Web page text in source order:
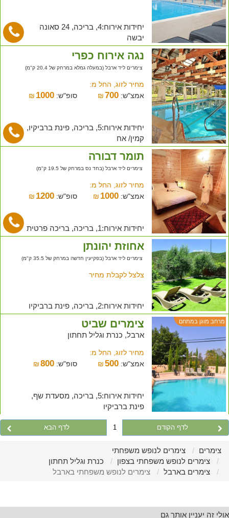
יחידות אירוח:4, בריכה, 24 סאונה
יבשה
נגה אירוח כפרי
צימרים ליד ארבל (במעלה גמלא במרחק של 20.4 ק"מ)
מחיר לזוג, החל מ:
אמצ"ש:
₪700 סופ"ש: ₪ 1000
יחידות אירוח:5, בריכה, פינת ברביקיו,
קמין/ אח
תומר דבורה
צימרים ליד ארבל (בחד נס במרחק של 19.5 ק"מ)
מחיר לזוג, החל מ:
אמצ"ש:
₪ 1000 סופ"ש: ₪ 1200
יחידות אירוח:1, בריכה, בריכה פרטית
אחוזת יהונתן
צימרים ליד ארבל (בפקיעין חדשה במרחק של 35.5 ק"מ)
צלצל לקבלת מחיר
יחידות אירוח:2, בריכה, פינת ברביקיו
מרחב מוגן במתחם צימרים שביט
ארבל, כנרת וגליל תחתון
מחיר לזוג, החל מ:
אמצ"ש:
₪500 סופ"ש: ₪ 800
יחידות אירוח:5, בריכה, מסעדת שף,
פינת ברביקיו
לדף הקודם 1 לדף הבא
צימרים
צימרים לנופש משפחתי
צימרים לנופש משפחתי בצפון
כנרת וגליל תחתון
צימרים בארבל
צימרים לנופש משפחתי בארבל
אולי זה יעניין אותך גם